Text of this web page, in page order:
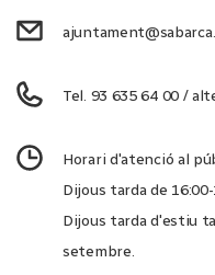
Tel. 93 635 64 00 /
Horari d'atenció al
Dijous tarda de
Dijous tarda d'estiu
setembre.